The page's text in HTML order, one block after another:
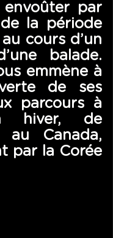
envoûter par
la période
cours d’un
balade.
emmène à
de ses
parcours à
hiver, de
au Canada,
par la Corée